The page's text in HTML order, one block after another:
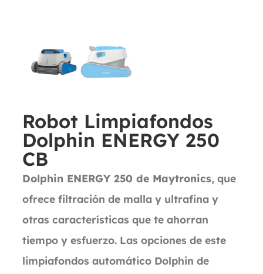
Robot Limpiafondos
Dolphin ENERGY 250
CB
Dolphin ENERGY 250 de Maytronics, que
ofrece filtración de malla y ultrafina y
otras características que te ahorran
tiempo y esfuerzo. Las opciones de este
limpiafondos automático Dolphin de